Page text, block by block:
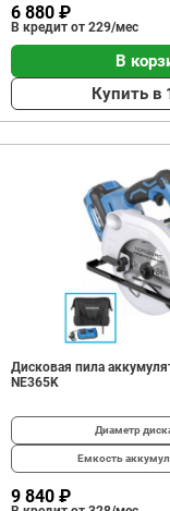
6 880 ₽
В кредит от 229/мес
В
Купить в
Дисковая пила
NE365K
Диаметр
Емкость
9 840 ₽